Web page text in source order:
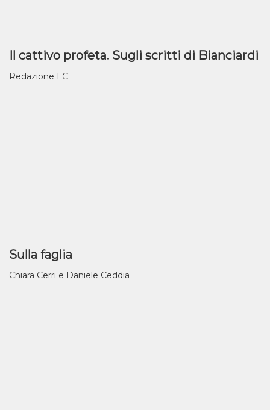
Il cattivo profeta. Sugli scritti di Bianciardi
Redazione LC
Sulla faglia
Chiara Cerri e Daniele Ceddia